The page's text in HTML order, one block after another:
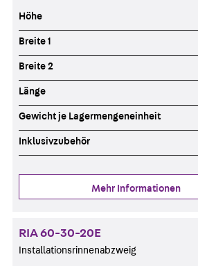
News
Höhe
Breite 1
Breite 2
Länge
Gewicht je Lagermengeneinheit
Inklusivzubehör
Mehr Informationen
RIA 60-30-20E
Installationsrinnenabzweig